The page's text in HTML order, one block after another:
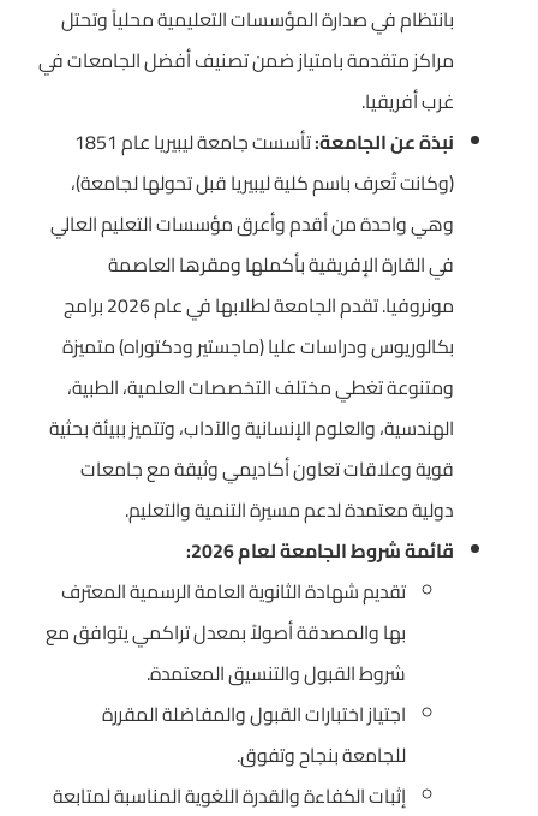
بانتظام في صدارة المؤسسات التعليمية محلياً وتحتل
مراكز متقدمة بامتياز ضمن تصنيف أفضل الجامعات في
غرب أفريقيا.
نبذة عن الجامعة:
تأسست جامعة ليبيريا عام 1851
(وكانت تُعرف باسم كلية ليبيريا قبل تحولها لجامعة)،
وهي واحدة من أقدم وأعرق مؤسسات التعليم العالي
في القارة الإفريقية بأكملها ومقرها العاصمة
مونروفيا. تقدم الجامعة لطلابها في عام 2026 برامج
بكالوريوس ودراسات عليا (ماجستير ودكتوراه) متميزة
ومتنوعة تغطي مختلف التخصصات العلمية، الطبية،
الهندسية، والعلوم الإنسانية والآداب، وتتميز ببيئة بحثية
قوية وعلاقات تعاون أكاديمي وثيقة مع جامعات
دولية معتمدة لدعم مسيرة التنمية والتعليم.
قائمة شروط الجامعة لعام 2026:
تقديم شهادة الثانوية العامة الرسمية المعترف
بها والمصدقة أصولاً بمعدل تراكمي يتوافق مع
شروط القبول والتنسيق المعتمدة.
اجتياز اختبارات القبول والمفاضلة المقررة
للجامعة بنجاح وتفوق.
إثبات الكفاءة والقدرة اللغوية المناسبة لمتابعة